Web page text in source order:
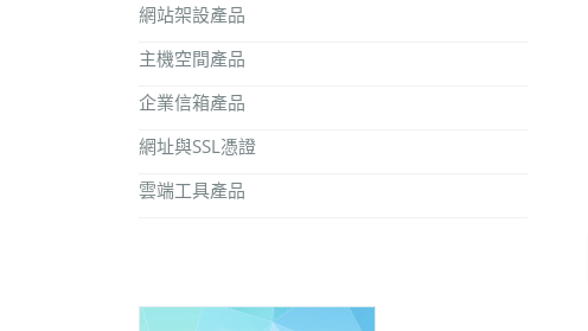
網站架設產品
主機空間產品
企業信箱產品
網址與SSL憑證
雲端工具產品